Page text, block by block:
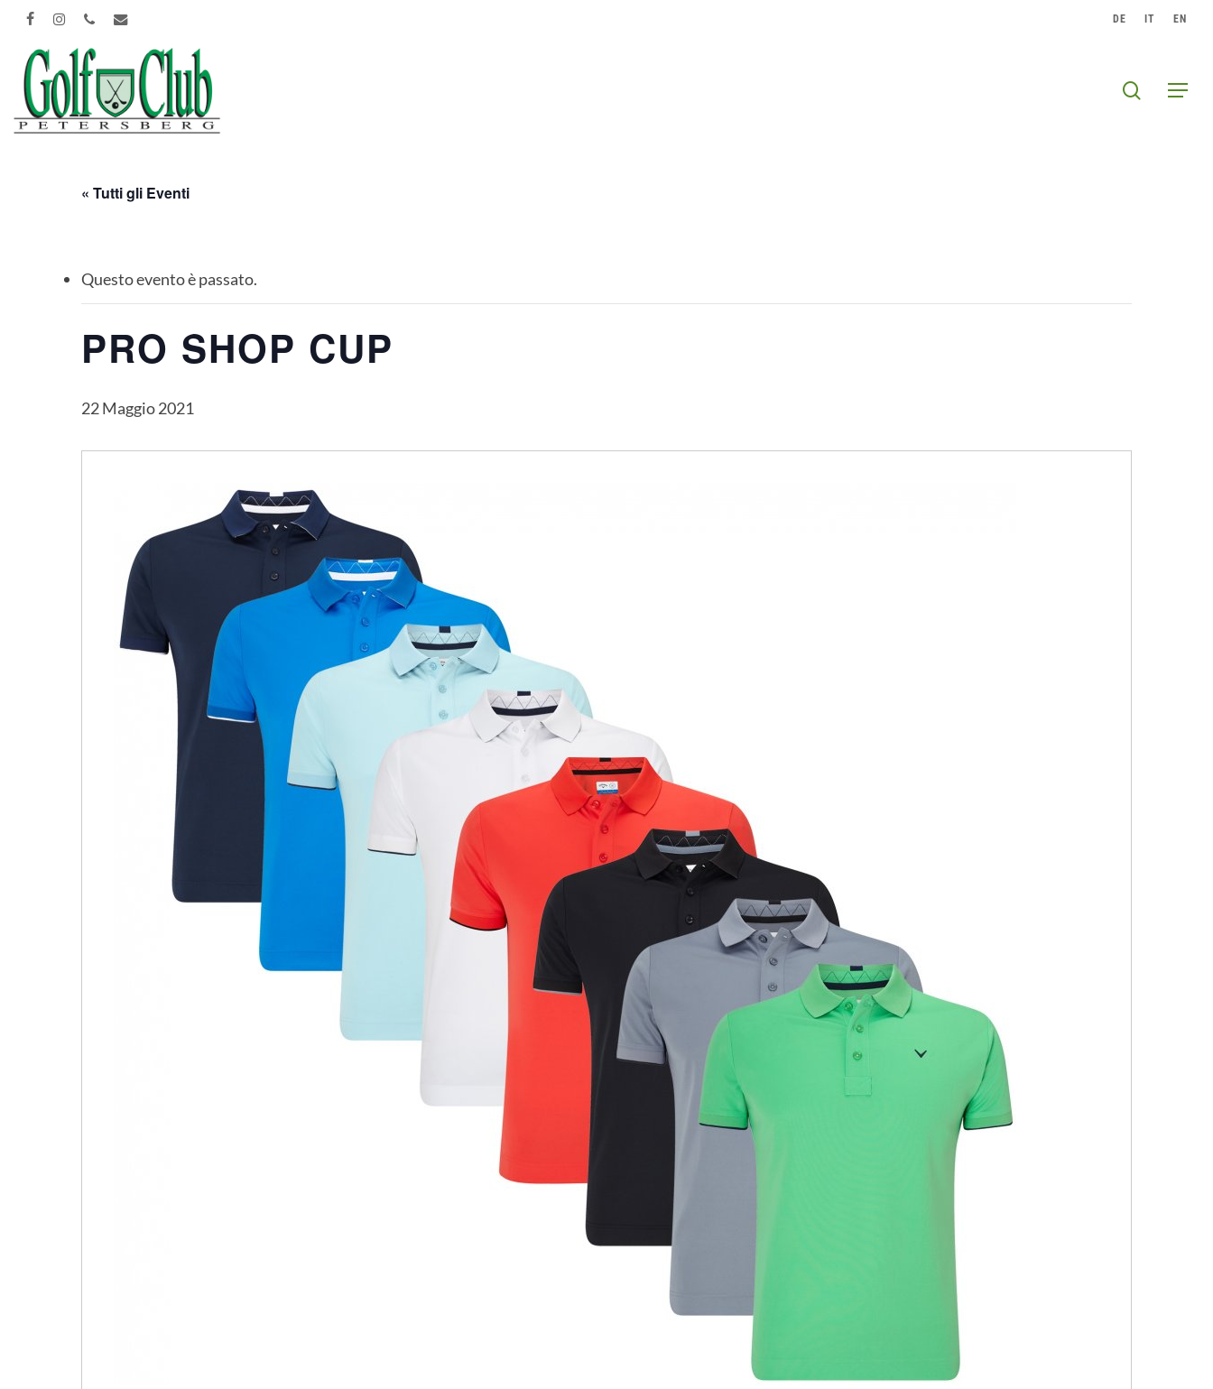
Skip
main
content
DE IT EN
Hit enter to search or ESC to close
Menu
search
« Tutti gli Eventi
Questo evento è passato.
PRO SHOP CUP
22 Maggio 2021